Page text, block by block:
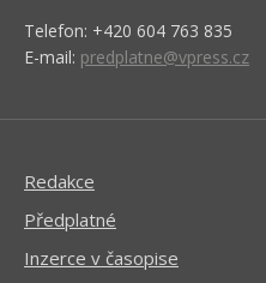
Telefon: +420 604 763 835
E-mail: predplatne@vpress.cz
Redakce
Předplatné
Inzerce v časopise